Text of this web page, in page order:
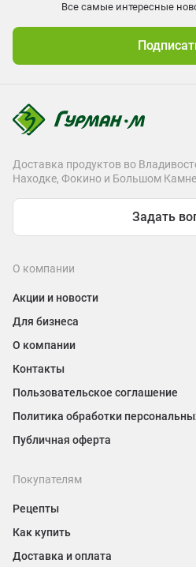
Все самые интересные
О компании
Акции и новости
Для бизнеса
О компании
Контакты
Пользовательское соглашение
Политика обработки
Публичная оферта
Покупателям
Рецепты
Как купить
Доставка и оплата
Доставка продуктов во
Находке, Фокино и Большом Камне
Задать